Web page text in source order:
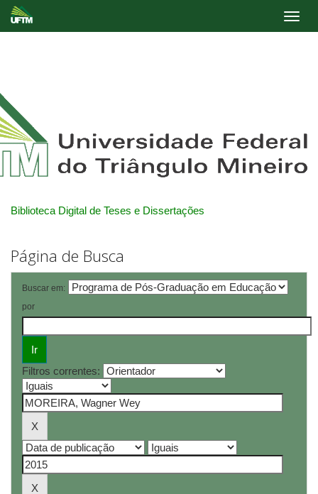
Biblioteca Digital de Teses e Dissertações
Página de Busca
Buscar em:
por
Filtros correntes: